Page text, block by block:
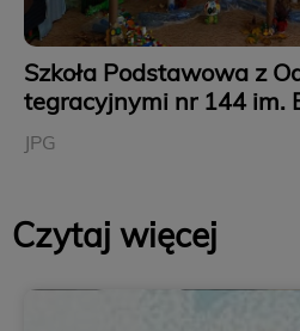
Szkoła Podstawowa z
tegracyjnymi nr 144 im.
W WRZEŚNIA 1939 -
JPG
Czytaj więcej